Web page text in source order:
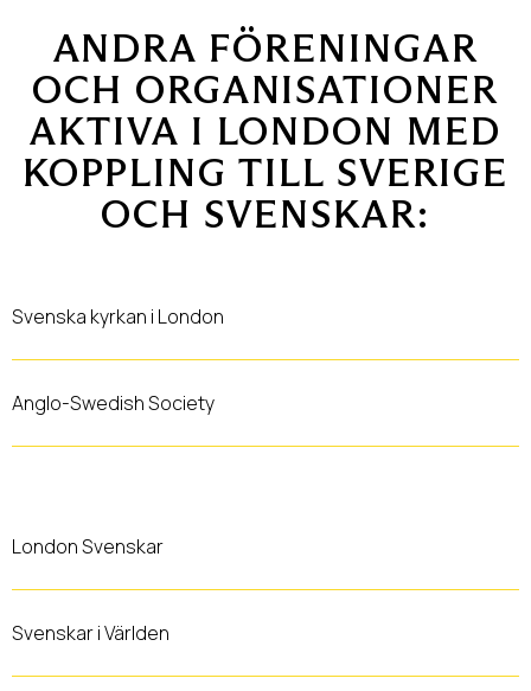
ANDRA FÖRENINGAR
OCH ORGANISATIONER
AKTIVA I LONDON MED
KOPPLING TILL SVERIGE
OCH SVENSKAR:
Svenska kyrkan i London
Anglo-Swedish Society
London Svenskar
Svenskar i Världen